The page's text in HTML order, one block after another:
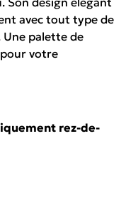
avec tout type de
palette de
votre
rez-de-